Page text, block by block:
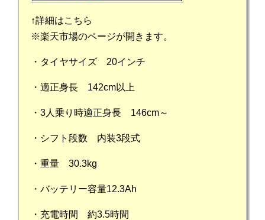
↑詳細はこちら
※楽天市場のページが開きます。
・タイヤサイズ 20インチ
・適正身長 142cm以上
・3人乗り時適正身長 146cm～
・シフト段数 内装3段式
・重量 30.3kg
・バッテリー容量12.3Ah
・充電時間 約3.5時間